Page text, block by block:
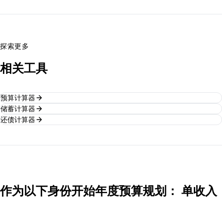
探索更多
相关工具
预算计算器
储蓄计算器
还债计算器
作为以下身份开始年度预算规划： 单收入